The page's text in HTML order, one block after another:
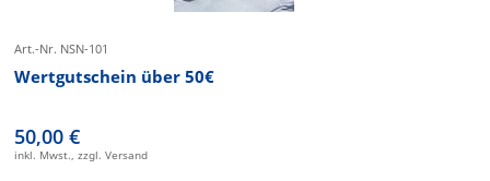
Art.-Nr. NSN-101
Wertgutschein über 50€
50,00 €
inkl. Mwst., zzgl. Versand